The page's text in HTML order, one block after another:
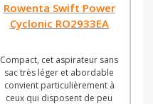
Rowenta Swift Power
Cyclonic RO2933EA
Compact, cet aspirateur sans
sac très léger et abordable
convient particulièrement à
ceux qui disposent de peu